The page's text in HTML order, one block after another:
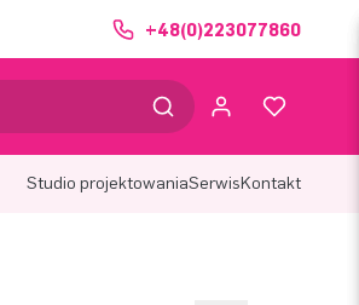
+48(0)223077860
Studio projektowaniaSerwisKontakt